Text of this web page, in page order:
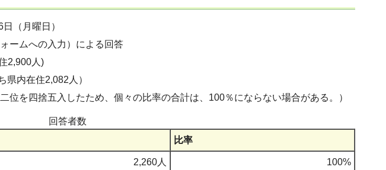
（月曜日）
ームへの入力）による回答
2,900人)
県内在住2,082人）
位を四捨五入したため、個々の比率の合計は、100％にならない場合がある。）
回答者数
比率
2,260人
100%